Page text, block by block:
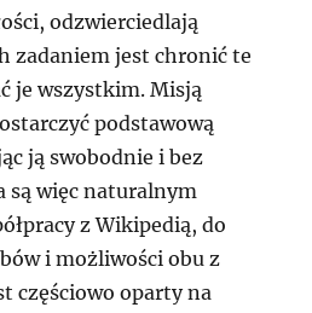
odzwierciedlają
zadaniem jest chronić te
je wszystkim. Misją
podstawową
ją swobodnie i bez
są więc naturalnym
z Wikipedią, do
i możliwości obu z
częściowo oparty na